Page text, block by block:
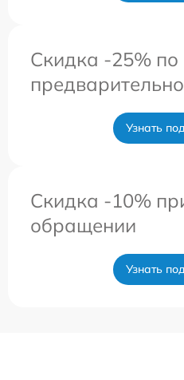
Скидка -25% по
Узнать
Скидка -10%
обращении
Узнать